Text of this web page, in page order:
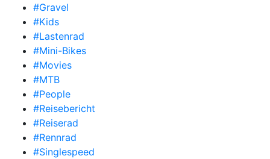
#Gravel
#Kids
#Lastenrad
#Mini-Bikes
#Movies
#MTB
#People
#Reisebericht
#Reiserad
#Rennrad
#Singlespeed